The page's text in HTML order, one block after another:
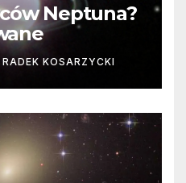
Neptuna?
RADEK KOSARZYCKI